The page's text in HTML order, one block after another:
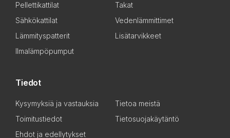
Pellettikattilat
Takat
Sähkökattilat
Vedenlämmittimet
Lämmityspatterit
Lisätarvikkeet
Ilmalämpöpumput
Tiedot
Kysymyksiä ja vastauksia
Tietoa meistä
Toimitustiedot
Tietosuojakäytäntö
Ehdot ja edellytykset